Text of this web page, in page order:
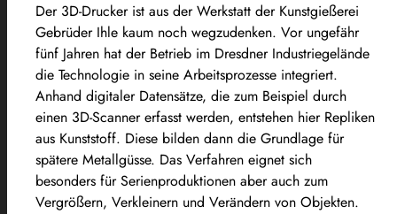
Der 3D-Drucker ist aus der Werkstatt der Kunstgießerei
Gebrüder Ihle kaum noch wegzudenken. Vor ungefähr
fünf Jahren hat der Betrieb im Dresdner Industriegelände
die Technologie in seine Arbeitsprozesse integriert.
Anhand digitaler Datensätze, die zum Beispiel durch
einen 3D-Scanner erfasst werden, entstehen hier Repliken
aus Kunststoff. Diese bilden dann die Grundlage für
spätere Metallgüsse. Das Verfahren eignet sich
besonders für Serienproduktionen aber auch zum
Vergrößern, Verkleinern und Verändern von Objekten.